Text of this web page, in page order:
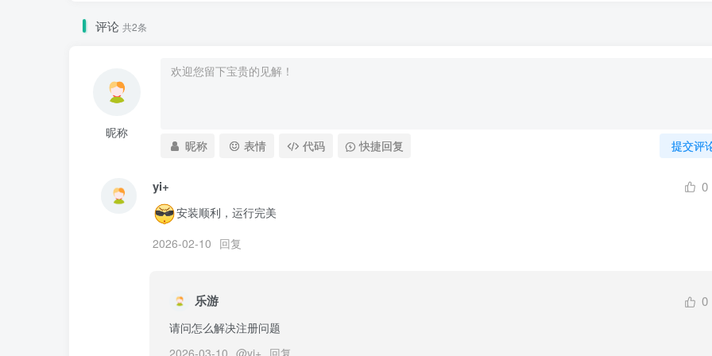
评论 共2条
昵称
提交评
昵称 表情 代码 快捷回复
yi+ 0
安装顺利，运行完美
2026-02-10 回复
乐游 0
请问怎么解决注册问题